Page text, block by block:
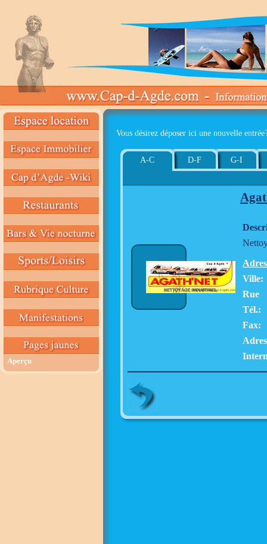
Aperçu
Vous désirez déposer ici une nouvelle
A-C D-F G-I
Ville:
Rue
Tél.:
Fax: